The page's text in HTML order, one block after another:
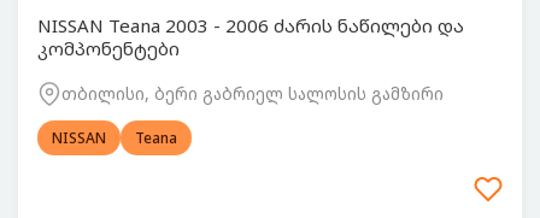
NISSAN Teana 2003 - 2006 ძარის ნაწილები და
კომპონენტები
თბილისი, ბერი გაბრიელ სალოსის გამზირი
NISSAN Teana